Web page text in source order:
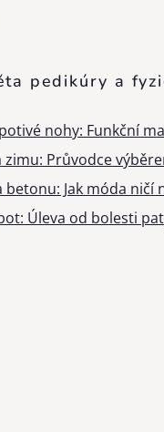
pedikúry a
nohy: Funkční
Průvodce
Jak móda ničí
Úleva od bolesti